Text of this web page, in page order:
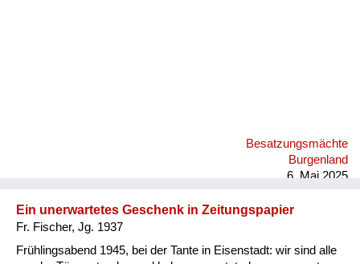
Besatzungsmächte
Burgenland
6. Mai 2025
Ein unerwartetes Geschenk in Zeitungspapier
Fr. Fischer, Jg. 1937
Frühlingsabend 1945, bei der Tante in Eisenstadt: wir sind alle